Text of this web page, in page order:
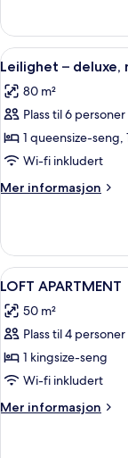
–
superior,
massasjebadekar
(Exterior)
Åpne
alle
bildene
av
Leilighet
–
deluxe,
massasjebadekar
10
Leilighet – deluxe,
80 m²
Plass til 6 personer
1 queensize-
Wi-fi inkludert
Mer informasjon
Mer
–
deluxe,
massasjebadekar
Åpne
alle
bildene
av
LOFT
APARTMENT
7
LOFT APARTMENT
50 m²
Plass til 4 personer
1 kingsize-seng
Wi-fi inkludert
Mer informasjon
Mer